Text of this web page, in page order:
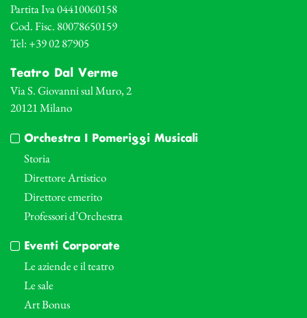
Partita Iva 04410060158
Cod. Fisc. 80078650159
Tel: +39 02 87905
Teatro Dal Verme
Via S. Giovanni sul Muro, 2
20121 Milano
Orchestra I Pomeriggi Musicali
Storia
Direttore Artistico
Direttore emerito
Professori d’Orchestra
Eventi Corporate
Le aziende e il teatro
Le sale
Art Bonus